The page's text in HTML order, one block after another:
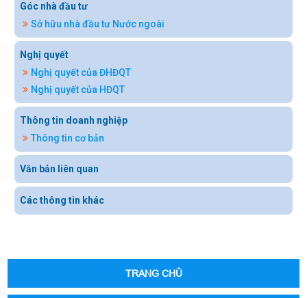
Góc nhà đầu tư
Sở hữu nhà đầu tư Nước ngoài
Nghị quyết
Nghị quyết của ĐHĐQT
Nghị quyết của HĐQT
Thông tin doanh nghiệp
Thông tin cơ bản
Văn bản liên quan
Các thông tin khác
TRANG CHỦ